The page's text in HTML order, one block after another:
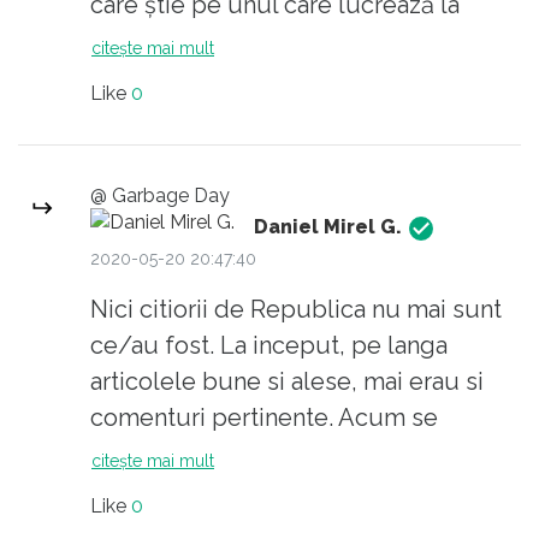
Microsoft și știe o sursa anonima din
CTP. Da’ fii și tu atent la ce postezi, ca
acum au astia adresa ta... Hai sa fii
sănătos! Q
citește mai mult
Like 0
@ Garbage Day
Daniel Mirel G.
2020-05-20 20:47:40
Nici citiorii de Republica nu mai sunt
ce/au fost. La inceput, pe langa
articolele bune si alese, mai erau si
comenturi pertinente. Acum se
comenteaza 'Care pe care''. Sunt multi
citește mai mult
Like 0